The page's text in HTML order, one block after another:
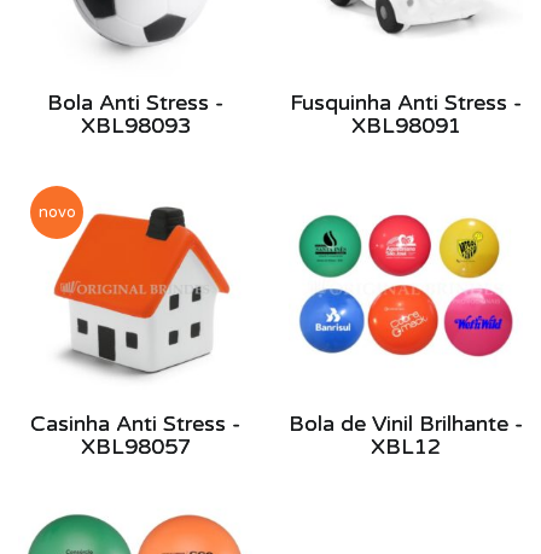
Bola Anti Stress -
XBL98093
Fusquinha Anti Stress -
XBL98091
novo
Casinha Anti Stress -
XBL98057
Bola de Vinil Brilhante -
XBL12